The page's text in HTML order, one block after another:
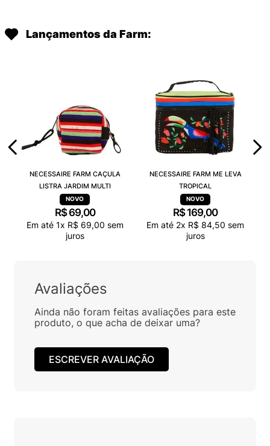
Lançamentos da Farm:
NECESSAIRE FARM CAÇULA
LISTRA JARDIM MULTI
R$ 69,00
Em até 1x R$ 69,00 sem
juros
NECESSAIRE FARM ME LEVA
TROPICAL
R$ 169,00
Em até 2x R$ 84,50 sem
juros
Avaliações
Ainda não foram feitas avaliações para este
produto, o que acha de deixar uma?
ESCREVER AVALIAÇÃO